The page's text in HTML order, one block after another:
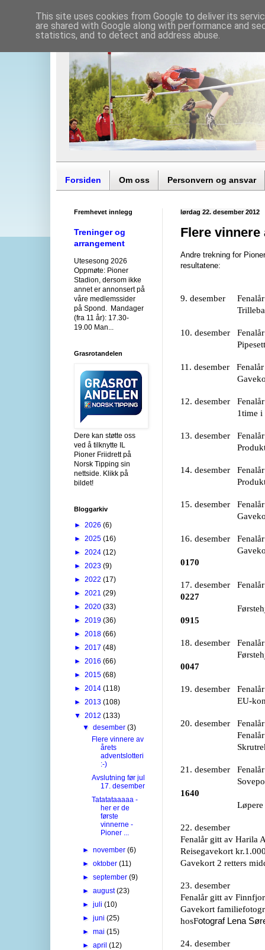
Forsiden Om oss Personvern og ansvar
lørdag 22. desember 2012
Flere
Andre trekning for
resultatene:
9. desember
Trillebag fra
10. desember
Pipesett fra
11. desember
Gavekort
12. desember
1time i
13. desember
Produkter fra
14. desember
Produkter fra
15. desember
Gavekort på
16. desember
Gavekort
0170
17. desember
0227
0915
18. desember
0047
19. desember
EU-kontroll fra
20. desember
Fenalår gitt
21. desember
Sovepose
1640
Løpere fra
22. desember
Fenalår gitt av Harila
Reisegavekort
Gavekort 2 retters
23. desember
Fenalår gitt av
Gavekort
hosFotograf Lena
24. desember
Fremhevet innlegg
Treninger og
arrangement
Utesesong 2026
Oppmøte: Pioner
Stadion, dersom ikke
annet er annonsert på
våre medlemssider
på Spond. Mandager
(fra 11 år): 17.30-
19.00 Man...
Grasrotandelen
Dere kan støtte oss
ved å tilknytte IL
Pioner Friidrett på
Norsk Tipping sin
nettside. Klikk på
bildet!
Bloggarkiv
► 2026 (6)
► 2025 (16)
► 2024 (12)
► 2023 (9)
► 2022 (17)
► 2021 (29)
► 2020 (33)
► 2019 (36)
► 2018 (66)
► 2017 (48)
► 2016 (66)
► 2015 (68)
► 2014 (118)
► 2013 (108)
▼ 2012 (133)
▼desember(3)
Flere vinnere av
årets
adventslotteri
:-)
Avslutning før jul
17. desember
Tatatataaaaa -
her er de
første
vinnerne -
Pioner ...
►november(6)
►oktober(11)
►september(9)
►august(23)
►juli(10)
►juni(25)
►mai(15)
►april(12)
This site uses cookies from Google to deliver its
are shared with Google along with performance and
statistics, and to detect and address abuse.